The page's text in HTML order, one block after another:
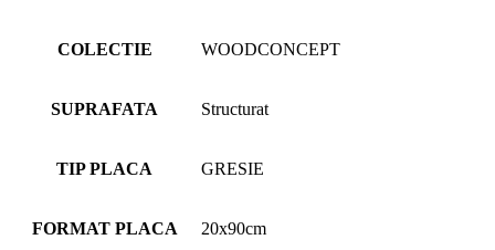
COLECTIE WOODCONCEPT
SUPRAFATA Structurat
TIP PLACA GRESIE
FORMAT PLACA 20x90cm